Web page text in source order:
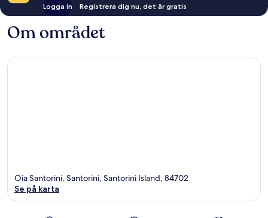
Logga in Registrera dig nu, det är gratis
Om området
Oia Santorini, Santorini, Santorini Island, 84702
Se på karta